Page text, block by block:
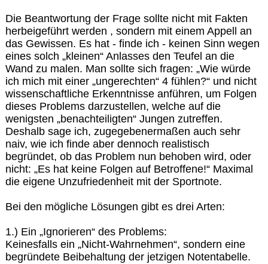
Die Beantwortung der Frage sollte nicht mit Fakten
herbeigeführt werden , sondern mit einem Appell an
das Gewissen. Es hat - finde ich - keinen Sinn wegen
eines solch „kleinen“ Anlasses den Teufel an die
Wand zu malen. Man sollte sich fragen: „Wie würde
ich mich mit einer „ungerechten“ 4 fühlen?“ und nicht
wissenschaftliche Erkenntnisse anführen, um Folgen
dieses Problems darzustellen, welche auf die
wenigsten „benachteiligten“ Jungen zutreffen.
Deshalb sage ich, zugegebenermaßen auch sehr
naiv, wie ich finde aber dennoch realistisch
begründet, ob das Problem nun behoben wird, oder
nicht: „Es hat keine Folgen auf Betroffene!“ Maximal
die eigene Unzufriedenheit mit der Sportnote.
Bei den mögliche Lösungen gibt es drei Arten:
1.) Ein „Ignorieren“ des Problems:
Keinesfalls ein „Nicht-Wahrnehmen“, sondern eine
begründete Beibehaltung der jetzigen Notentabelle.